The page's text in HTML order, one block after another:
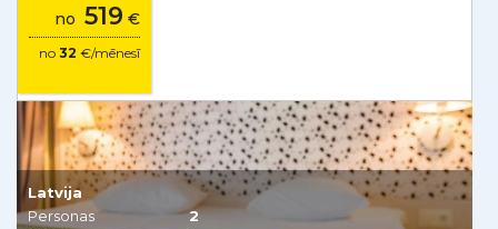
no 519 €
no 32 €/mēnesī
Latvija
Personas
2